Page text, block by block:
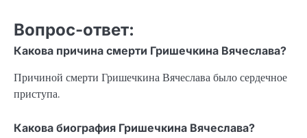
Вопрос-ответ:
Какова причина смерти Гришечкина Вячеслава?
Причиной смерти Гришечкина Вячеслава было сердечное
приступа.
Какова биография Гришечкина Вячеслава?